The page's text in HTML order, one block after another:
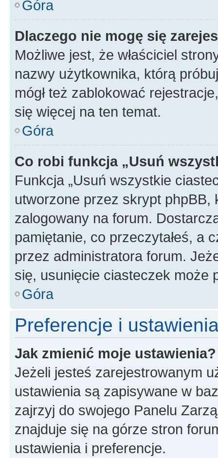
Góra
Dlaczego nie mogę się
Możliwe jest, że właściciel
nazwy użytkownika, którą
mógł też zablokować
się więcej na ten temat.
Góra
Co robi funkcja „Usuń
Funkcja „Usuń wszystkie
utworzone przez skrypt
zalogowany na forum.
pamiętanie, co przeczytałeś, a
przez administratora forum.
się, usunięcie ciasteczek może
Góra
Preferencje i
Jak zmienić moje ustawienia?
Jeżeli jesteś zarejestrowanym
ustawienia są zapisywane w
zajrzyj do swojego Panelu
znajduje się na górze stron
ustawienia i preferencje.